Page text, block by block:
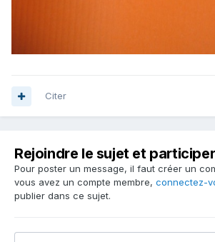
Citer
Rejoindre le sujet et participer
Pour poster un message, il faut créer un
vous avez un compte membre, connectez-
publier dans ce sujet.